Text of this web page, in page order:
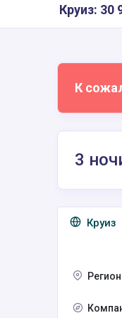
Круиз: 30
К
3
Круиз